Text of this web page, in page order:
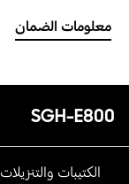
معلومات الضمان
SGH-E800
الكتيبات والتنزيلات